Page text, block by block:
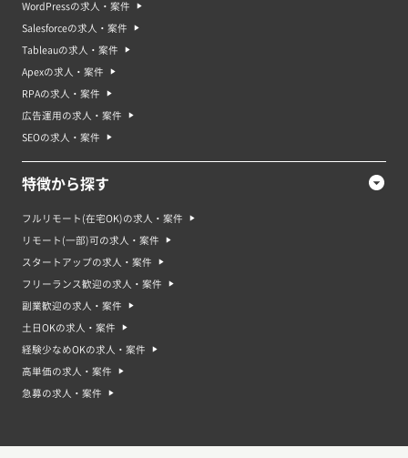
WordPressの求人・案件
Salesforceの求人・案件
Tableauの求人・案件
Apexの求人・案件
RPAの求人・案件
広告運用の求人・案件
SEOの求人・案件
特徴から探す
フルリモート(在宅OK)の求人・案件
リモート(一部)可の求人・案件
スタートアップの求人・案件
フリーランス歓迎の求人・案件
副業歓迎の求人・案件
土日OKの求人・案件
経験少なめOKの求人・案件
高単価の求人・案件
急募の求人・案件